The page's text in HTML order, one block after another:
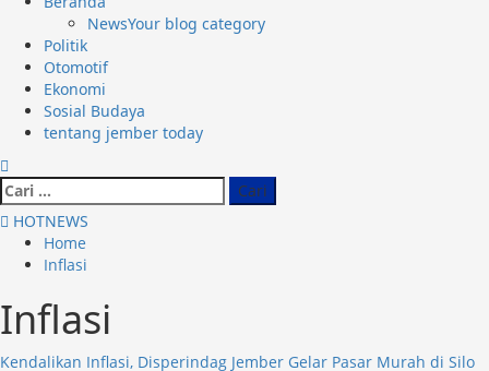
NewsYour blog category
Politik
Otomotif
Ekonomi
Sosial Budaya
tentang jember today
Cari
untuk:
HOTNEWS
Home
Inflasi
Inflasi
Kendalikan Inflasi, Disperindag Jember Gelar Pasar Murah di Silo